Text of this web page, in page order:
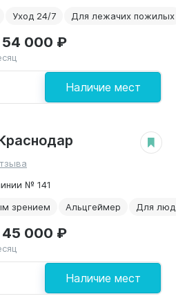
Уход 24/7 Для лежачих пожилых
Наличие мест
54 000 ₽
№ 141
зрением Альцгеймер Для
Наличие мест
45 000 ₽